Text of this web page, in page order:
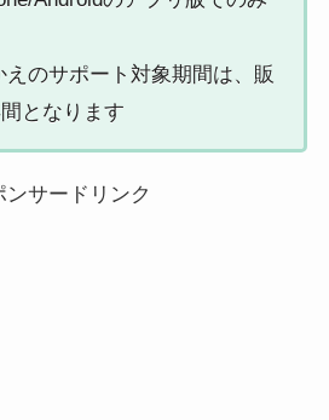
のサポート対象期間は、販
となります
ンサードリンク